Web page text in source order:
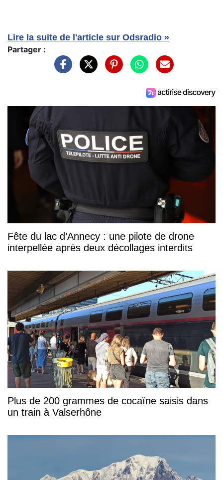
Lire la suite de l'article sur Odsradio »
Partager :
Fête du lac d’Annecy : une pilote de drone
interpellée après deux décollages interdits
Plus de 200 grammes de cocaïne saisis dans
un train à Valserhône